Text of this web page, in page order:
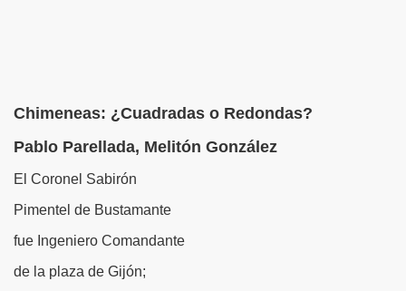
Chimeneas: ¿Cuadradas o Redondas?
Pablo Parellada, Melitón González
El Coronel Sabirón
Pimentel de Bustamante
fue Ingeniero Comandante
de la plaza de Gijón;